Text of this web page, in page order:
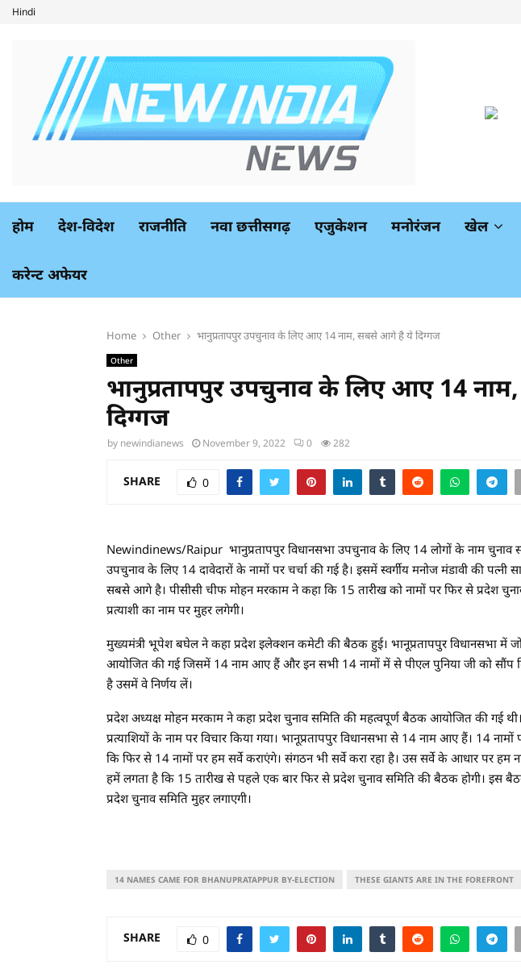
Hindi
होम देश-विदेश राजनीति नवा छत्तीसगढ़ एजुकेशन मनोरंजन खेल
करेन्ट अफेयर
Home Other भानुप्रतापपुर उपचुनाव के लिए आए 14 नाम, सबसे आगे है ये दिग्गज
Other
भानुप्रतापपुर उपचुनाव के लिए आए 14
दिग्गज
by newindianews November 9, 2022 0 282
SHARE 0
Newindinews/Raipur भानुप्रतापपुर विधानसभा उपचुनाव के लिए 14 लोगों के नाम चुनाव
उपचुनाव के लिए 14 दावेदारों के नामों पर चर्चा की गई है। इसमें स्वर्गीय मनोज मंडावी की पत्नी
सबसे आगे है। पीसीसी चीफ मोहन मरकाम ने कहा कि 15 तारीख को नामों पर फिर से प्रदेश
प्रत्याशी का नाम पर मुहर लगेगी।
मुख्यमंत्री भूपेश बघेल ने कहा प्रदेश इलेक्शन कमेटी की बैठक हुई। भानूप्रतापपुर विधानसभा में
आयोजित की गई जिसमें 14 नाम आए हैं और इन सभी 14 नामों में से पीएल पुनिया जी को सौंप
है उसमें वे निर्णय लें।
प्रदेश अध्यक्ष मोहन मरकाम ने कहा प्रदेश चुनाव समिति की महत्वपूर्ण बैठक आयोजित की गई
प्रत्याशियों के नाम पर विचार किया गया। भानूप्रतापपुर विधानसभा से 14 नाम आए हैं। 14 नामों
कि फिर से 14 नामों पर हम सर्वे कराएंगे। संगठन भी सर्वे करा रहा है। उस सर्वे के आधार पर हम
हमें लगता है कि 15 तारीख से पहले एक बार फिर से प्रदेश चुनाव समिति की बैठक होगी। इस
प्रदेश चुनाव समिति मुहर लगाएगी।
14 NAMES CAME FOR BHANUPRATAPPUR BY-ELECTION THESE GIANTS ARE IN THE FOREFRONT
SHARE 0